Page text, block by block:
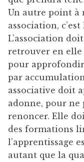
Un autre point à
association,
L’association
retrouver en elle
pour
par accumulation
associative doit
adonne, pour ne
renoncer. Elle
des formations
l’apprentissage
autant que la